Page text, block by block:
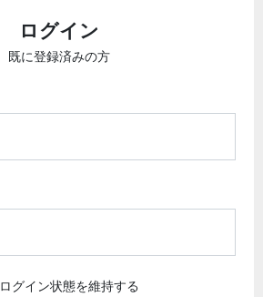
ログイン
既に登録済みの方
ログイン状態を維持する